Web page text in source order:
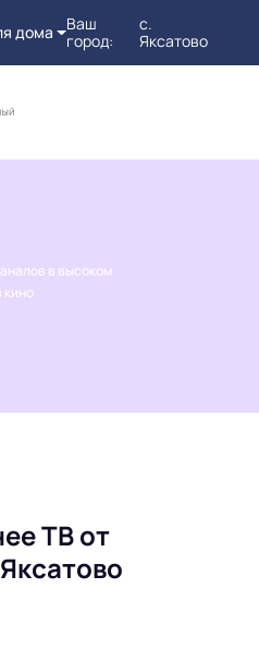
дома
Ваш
город:
с.
Яксатово
в высоком
кино
ТВ от